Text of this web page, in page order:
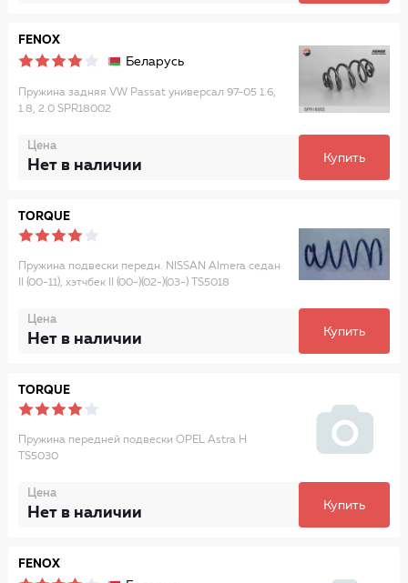
FENOX
Беларусь
Пружина задняя VW Passat универсал 97-05 1.6,
1.8, 2.0 SPR18002
Цена
Нет в наличии Купить
TORQUE
Пружина подвески передн. NISSAN Almera седан
II (00-11), хэтчбек II (00-)(02-)(03-) TS5018
Цена
Нет в наличии Купить
TORQUE
Пружина передней подвески OPEL Astra H
TS5030
Цена
Нет в наличии Купить
FENOX